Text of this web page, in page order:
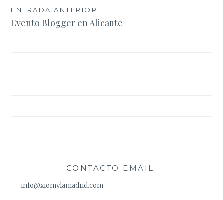
Navegación
de
ENTRADA ANTERIOR
Evento Blogger en Alicante
CONTACTO EMAIL:
info@xiomylamadrid.com